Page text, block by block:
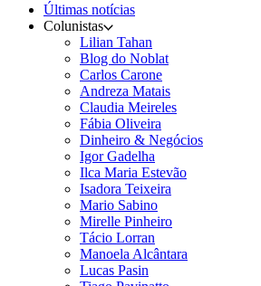
Últimas notícias
Colunistas
Lilian Tahan
Blog do Noblat
Carlos Carone
Andreza Matais
Claudia Meireles
Fábia Oliveira
Dinheiro & Negócios
Igor Gadelha
Ilca Maria Estevão
Isadora Teixeira
Mario Sabino
Mirelle Pinheiro
Tácio Lorran
Manoela Alcântara
Lucas Pasin